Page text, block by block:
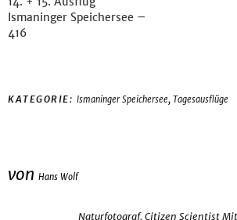
Ismaninger Speichersee –
416
KATEGORIE: Ismaninger Speichersee, Tagesausflüge
von Hans Wolf
Naturfotograf, Citizen Scientist